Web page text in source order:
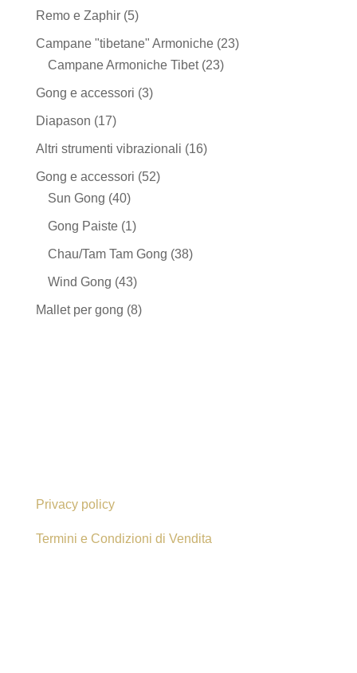
prodotto
Remo e Zaphir 55
prodotti
Campane "tibetane" Armoniche 2323
Campane Armoniche Tibet 2323
Gong e accessori 33
Diapason 1717
prodotti
Altri strumenti vibrazionali 1616
Gong e accessori 5252
Sun Gong 4040
prodotti
Gong Paiste 11
prodotto
Chau/Tam Tam Gong 3838
Wind Gong 4343
prodotti
Mallet per gong 88
Privacy policy
Termini e Condizioni di Vendita